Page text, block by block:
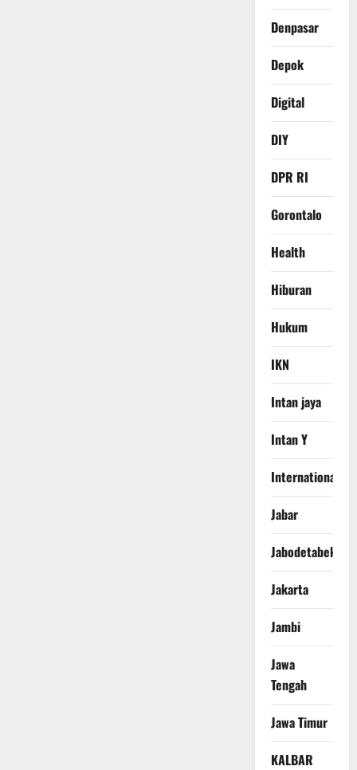
Denpasar
Depok
Digital
DIY
DPR RI
Gorontalo
Health
Hiburan
Hukum
IKN
Intan jaya
Intan Y
International
Jabar
Jabodetabek
Jakarta
Jambi
Jawa
Tengah
Jawa Timur
KALBAR